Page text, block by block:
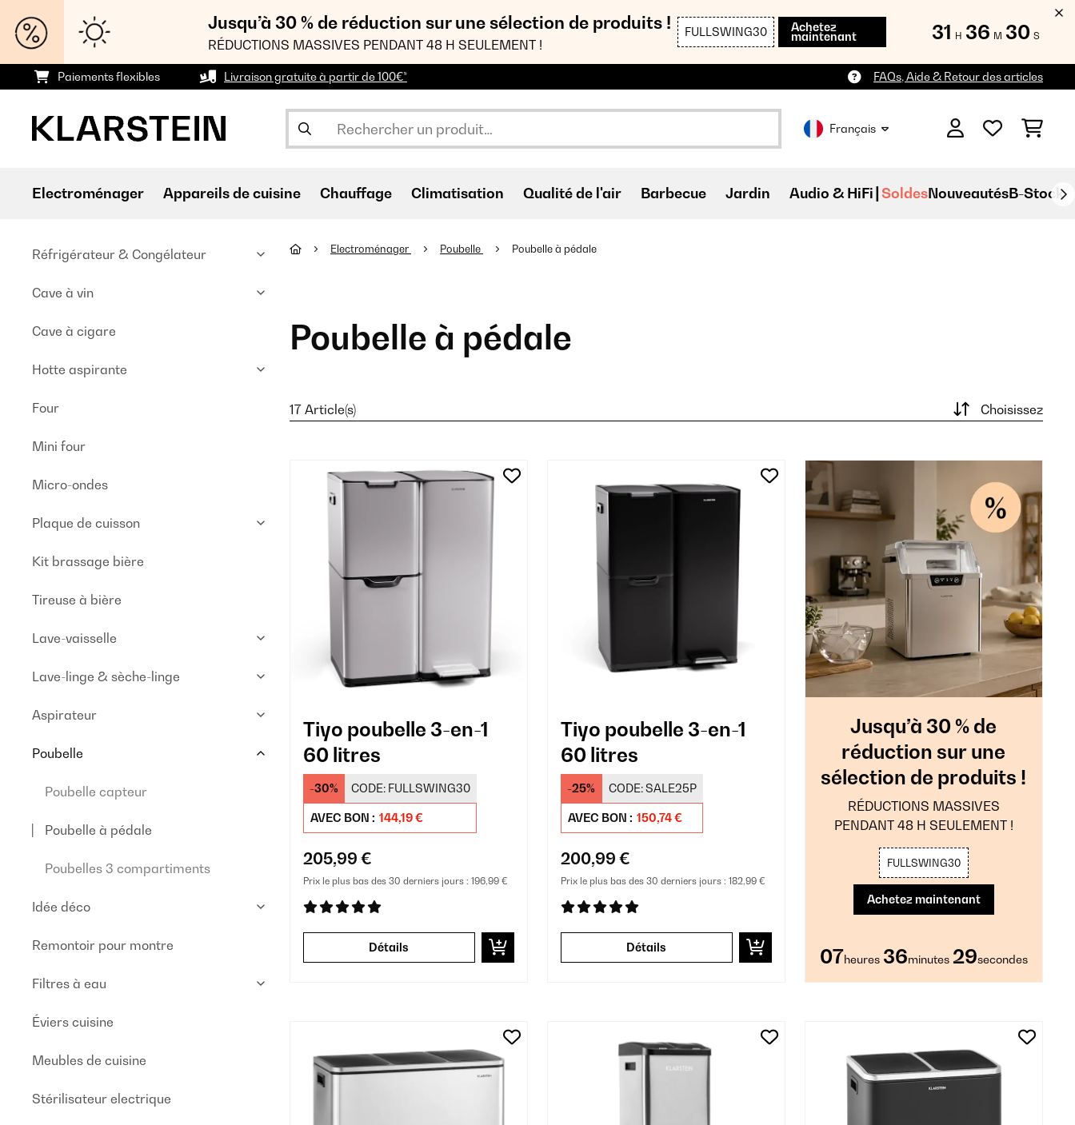
Jusqu’à 30 % de réduction sur une sélection de produits !
RÉDUCTIONS MASSIVES PENDANT 48 H SEULEMENT !
FULLSWING30 Achetez
maintenant 31 H 36 M 28 S
Paiements flexibles Livraison gratuite à partir de 100€* FAQs, Aide & Retour des articles
Français
Electroménager Appareils de cuisine Chauffage Climatisation Qualité de l'air Barbecue Jardin Audio & HiFi SoldesNouveautésB-Stock
Réfrigérateur & Congélateur
Cave à vin
Cave à cigare
Hotte aspirante
Four
Mini four
Micro-ondes
Plaque de cuisson
Kit brassage bière
Tireuse à bière
Lave-vaisselle
Lave-linge & sèche-linge
Aspirateur
Poubelle
Poubelle capteur
Poubelle à pédale
Poubelles 3 compartiments
Idée déco
Remontoir pour montre
Filtres à eau
Éviers cuisine
Meubles de cuisine
Stérilisateur electrique
Electroménager Poubelle Poubelle à pédale
Poubelle à pédale
17 Article(s) Choisissez
Tiyo poubelle 3-en-1
60 litres
-30% CODE: FULLSWING30
AVEC BON : 144,19 €
205,99 €
Prix le plus bas des 30 derniers jours : 196,99 €
Détails
Tiyo poubelle 3-en-1
60 litres
-25% CODE:SALE25P
AVEC BON : 150,74 €
200,99 €
Prix le plus bas des 30 derniers jours : 182,99 €
Détails
Jusqu’à 30 % de
réduction sur une
sélection de produits !
RÉDUCTIONS MASSIVES
PENDANT 48 H SEULEMENT !
FULLSWING30
Achetez maintenant
07heures 36minutes 28secondes